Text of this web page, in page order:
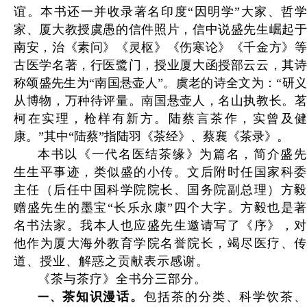
谊。本书还一并收录著名印度“因明学”大家、哲学
家、厦大教授虞愚的信件照片，信中说盛先生崛起于
南安，治《素问》《灵枢》《伤寒论》《千金方》等
古医学名著，行医鹭门，授业厦大函授部云云，其诗
称颂盛先生为“南国悬壶人”。虞老的诗全文为：“研义
从博物，万种待评量。南国悬壶人，名山执教长。茗
柯在实理，枪样有新方。陆蔡言茶作，实曾及健
康。”其中“陆蔡”指陆羽《茶经》、蔡襄《茶录》。
本书以《一代名医结茶缘》为篇名，简介盛先
生生平事迹，类似盛的小传。文后附时任国家科委
主任（后任中国科学院院长、国务院副总理）方毅
赠盛先生的墨宝“长乐永康”四个大字。方毅也是著
名书法家。我本人也应盛先生邀请写了《序》，对
他作为厦大海外教育学院名誉院长，竭尽医疗、传
道、授业、解惑之贡献表示感谢。
《茶与茶疗》全书分三部分。
一、 茶知识漫话。包括茶的分类、科学饮茶、